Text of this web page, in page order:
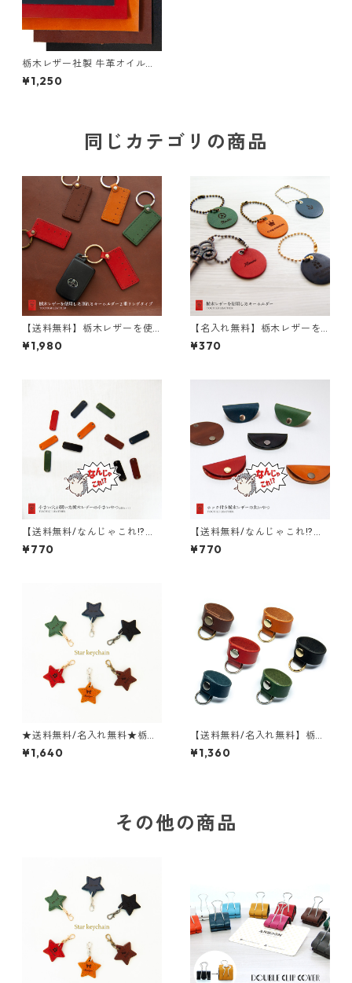
栃木レザー社製 牛革オイルレ
ザー A5カット 1枚
¥1,250
同じカテゴリの商品
【送料無料】栃木レザーを使
用した測れるキーホルダー 2重
リングタイプ
¥1,980
【名入れ無料】栃木レザーを
使用したキーホルダー
¥370
【送料無料/なんじゃこれ!?シ
リーズ】小さい穴が開いた栃
木レザーの小さいやつ6個セッ
¥770
【送料無料/なんじゃこれ!?シ
リーズ】ホック付き栃木レザ
ーの丸いやつ 単品
¥770
★送料無料/名入れ無料★栃木
レザーを使用した星型キーホ
ルダー★ファスナーの引き手
¥1,640
【送料無料/名入れ無料】栃木
レザーを使用したバッグチャ
ーム
¥1,360
その他の商品